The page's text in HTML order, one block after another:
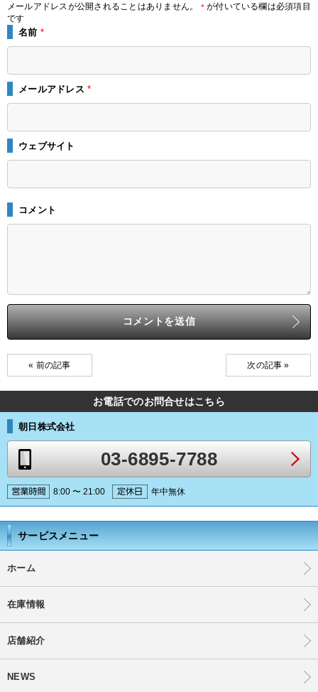
メールアドレスが公開されることはありません。 *が付いている欄は必須項目
です
名前 *
メールアドレス*
ウェブサイト
コメント
« 前の記事 次の記事 »
お電話でのお問合せはこちら
朝日株式会社
03-6895-7788
8:00 〜 21:00 年中無休
サービスメニュー
ホーム
在庫情報
店舗紹介
NEWS